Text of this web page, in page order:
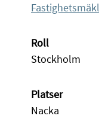
Roll
Stockholm
Platser
Nacka